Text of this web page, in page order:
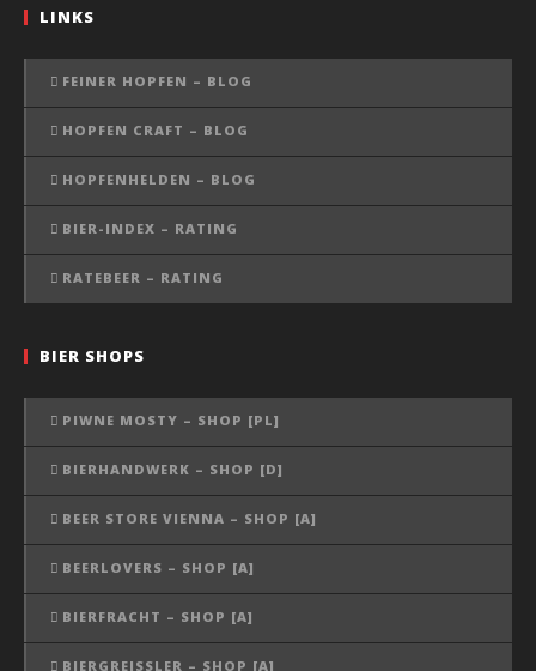
LINKS
FEINER HOPFEN – BLOG
HOPFEN CRAFT – BLOG
HOPFENHELDEN – BLOG
BIER-INDEX – RATING
RATEBEER – RATING
BIER SHOPS
PIWNE MOSTY – SHOP [PL]
BIERHANDWERK – SHOP [D]
BEER STORE VIENNA – SHOP [A]
BEERLOVERS – SHOP [A]
BIERFRACHT – SHOP [A]
BIERGREISSLER – SHOP [A]